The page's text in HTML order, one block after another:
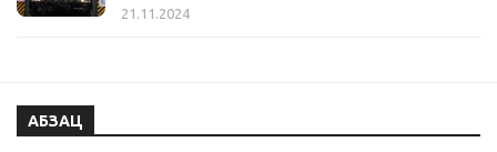
21.11.2024
АБЗАЦ